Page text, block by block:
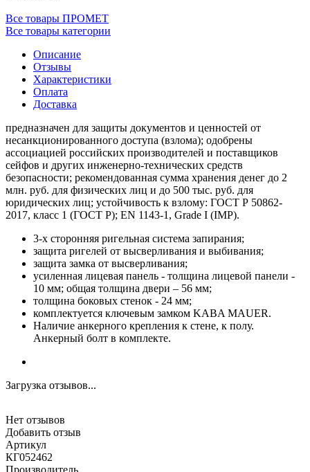
Все товары ПРОМЕТ
Все товары категории
Описание
Отзывы
Характеристики
Оплата
Доставка
предназначен для защиты документов и ценностей от
несанкционированного доступа (взлома); одобрены
ассоциацией российских производителей и поставщиков
сейфов и других инженерно-технических средств
безопасности; рекомендованная сумма хранения денег до 2
млн. руб. для физических лиц и до 500 тыс. руб. для
юридических лиц; устойчивость к взлому: ГОСТ Р 50862-
2017, класс 1 (ГОСТ Р); EN 1143-1, Grade I (IMP).
3-х сторонняя ригельная система запирания;
защита ригелей от высверливания и выбивания;
защита замка от высверливания;
усиленная лицевая панель - толщина лицевой панели -
10 мм; общая толщина двери – 56 мм;
толщина боковых стенок - 24 мм;
комплектуется ключевым замком KABA MAUER.
Наличие анкерного крепления к стене, к полу.
Анкерный болт в комплекте.
Загрузка отзывов...
Нет отзывов
Добавить отзыв
Артикул
КГ052462
Производитель